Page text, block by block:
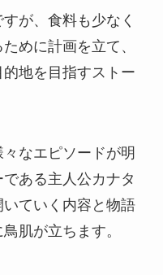
が、食料も少なく
めに計画を立て、
地を目指すストー
なエピソードが明
ある主人公カナタ
ていく内容と物語
肌が立ちます。